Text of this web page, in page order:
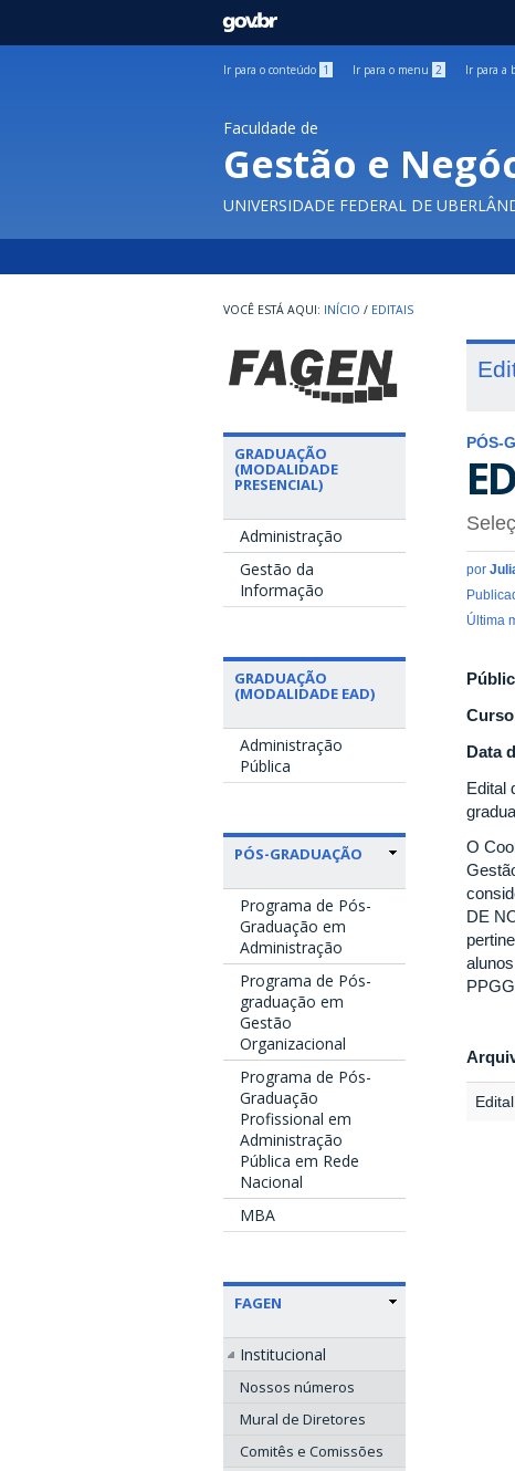
GOVBR
Ir para o conteúdo 1 Ir para o menu 2 Ir para a
Faculdade de
Gestão e
UNIVERSIDADE FEDERAL DE
INÍCIO / EDITAIS
GRADUAÇÃO
(MODALIDADE
PRESENCIAL)
Administração
Gestão da
Informação
GRADUAÇÃO
(MODALIDADE EAD)
Administração
Pública
PÓS-GRADUAÇÃO
Programa de Pós-
Graduação em
Administração
Programa de Pós-
graduação em
Gestão
Organizacional
Programa de Pós-
Graduação
Profissional em
Administração
Pública em Rede
Nacional
MBA
FAGEN
Institucional
Nossos números
Mural de Diretores
Comitês e Comissões
PÓS-
por
Última
Data
Edital
O
DE
Edital